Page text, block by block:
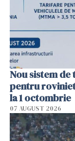
Nou sistem
pentru
la 1 octombrie
07 AUGUST 2026